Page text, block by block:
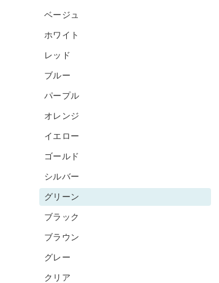
ベージュ
ホワイト
レッド
ブルー
パープル
オレンジ
イエロー
ゴールド
シルバー
グリーン
ブラック
ブラウン
グレー
クリア